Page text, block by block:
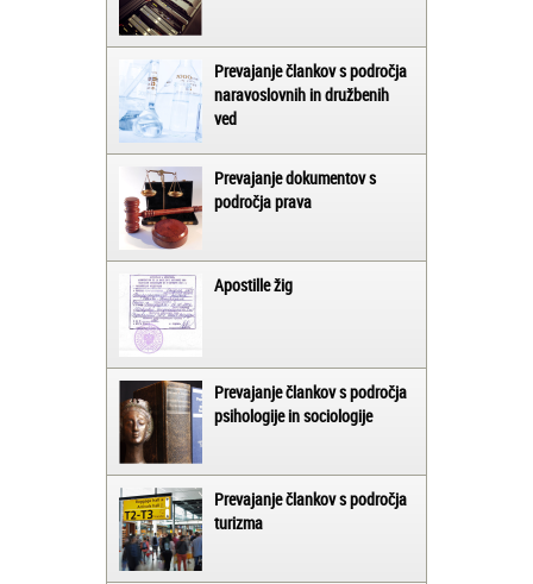
Prevajanje člankov s področja
naravoslovnih in družbenih
ved
Prevajanje dokumentov s
področja prava
Apostille žig
Prevajanje člankov s področja
psihologije in sociologije
Prevajanje člankov s področja
turizma